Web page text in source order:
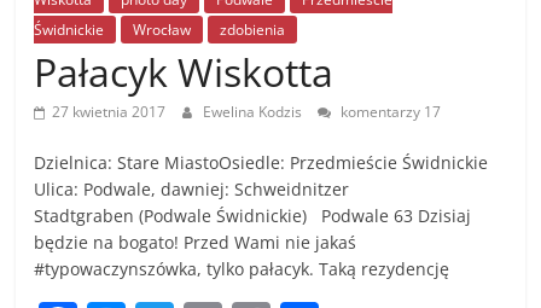
Świdnickie
Wrocław zdobienia
Pałacyk Wiskotta
27 kwietnia 2017 Ewelina Kodzis komentarzy 17
Dzielnica: Stare MiastoOsiedle: Przedmieście Świdnickie
Ulica: Podwale, dawniej: Schweidnitzer
Stadtgraben (Podwale Świdnickie) Podwale 63 Dzisiaj
będzie na bogato! Przed Wami nie jakaś
#typowaczynszówka, tylko pałacyk. Taką rezydencję